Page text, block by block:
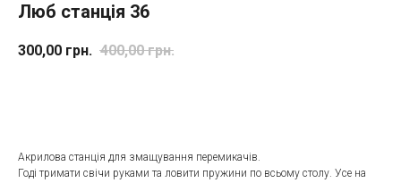
Люб станція 36
300,00 грн. 400,00 грн.
Акрилова станція для змащування перемикачів.
Годі тримати свічи руками та ловити пружини по всьому столу. Усе на